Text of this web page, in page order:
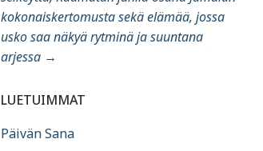
kokonaiskertomusta sekä elämää, jossa
usko saa näkyä rytminä ja suuntana
arjessa →
LUETUIMMAT
Päivän Sana